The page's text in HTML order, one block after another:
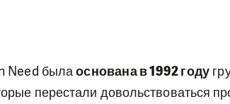
Need былаоснована в 1992 году
перестали довольствоваться